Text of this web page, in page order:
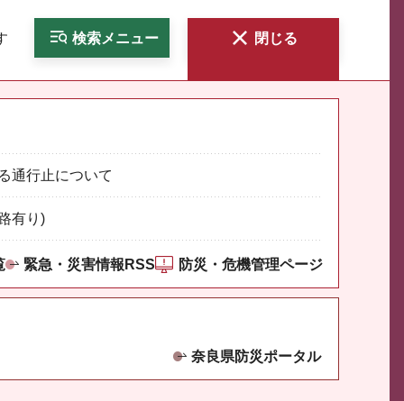
検索メニュー 閉じる
通行止について
有り)
緊急・災害情報RSS 防災・危機管理ページ
奈良県防災ポータル